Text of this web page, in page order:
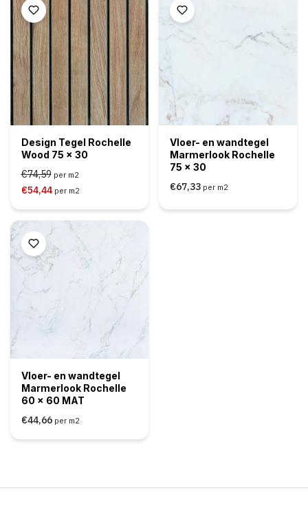
Design Tegel Rochelle
Wood 75 x 30
€74,59 per m2
€54,44 per m2
Vloer- en wandtegel
Marmerlook Rochelle
75 x 30
€67,33 per m2
Vloer- en wandtegel
Marmerlook Rochelle
60 x 60 MAT
€44,66 per m2